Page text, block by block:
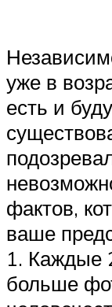
уже в
есть и
фактов,
ваше
1. Каждые
больше